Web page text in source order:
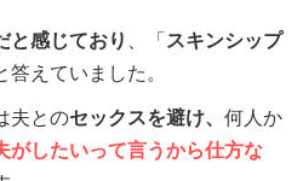
と感じており 、「スキンシップ
答えていました。
夫とのセックスを避け、 何人か
がしたいって言うから仕方な